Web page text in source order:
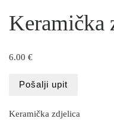
Keramička
6.00 €
Pošalji upit
Keramička zdjelica